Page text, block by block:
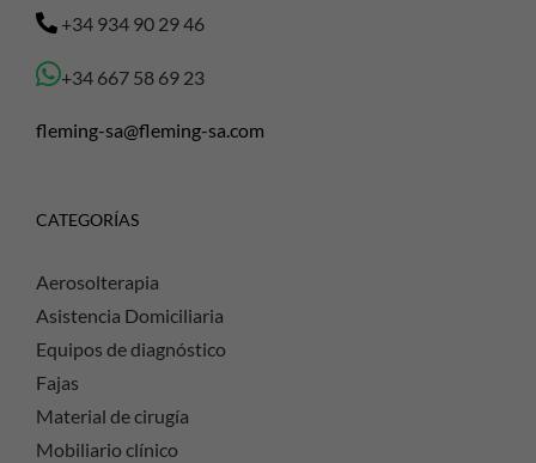
+34 934 90 29 46
+34 667 58 69 23
fleming-sa@fleming-sa.com
CATEGORÍAS
Aerosolterapia
Asistencia Domiciliaria
Equipos de diagnóstico
Fajas
Material de cirugía
Mobiliario clínico